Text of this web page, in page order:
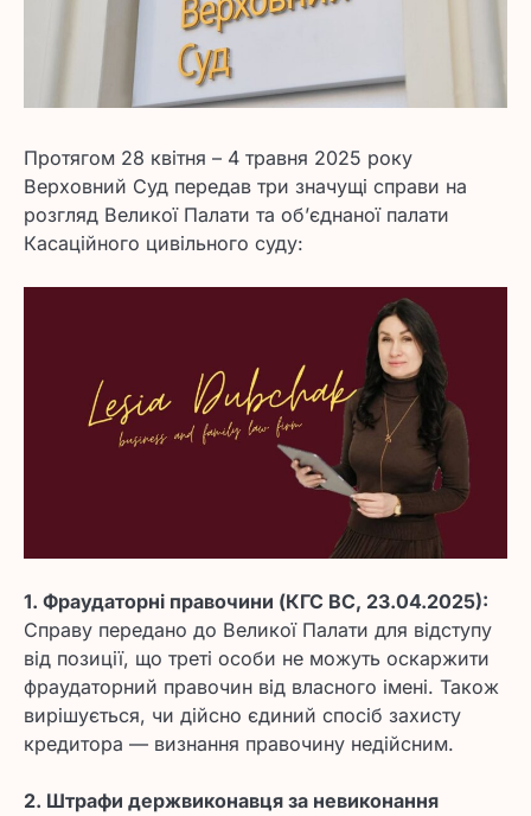
Протягом 28 квітня – 4 травня 2025 року
Верховний Суд передав три значущі справи на
розгляд Великої Палати та об’єднаної палати
Касаційного цивільного суду:
1. Фраудаторні правочини (КГС ВС, 23.04.2025):
Справу передано до Великої Палати для відступу
від позиції, що треті особи не можуть оскаржити
фраудаторний правочин від власного імені. Також
вирішується, чи дійсно єдиний спосіб захисту
кредитора — визнання правочину недійсним.
2. Штрафи держвиконавця за невиконання